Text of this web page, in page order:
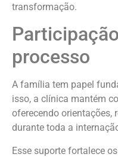
transformação.
processo
A família tem papel
isso, a clínica mantém
oferecendo orientações,
durante toda a
Esse suporte fortalece